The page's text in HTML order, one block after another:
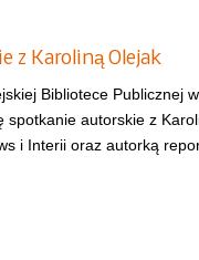
z Karoliną Olejak
Bibliotece Publicznej
spotkanie autorskie z
i Interii oraz autorką